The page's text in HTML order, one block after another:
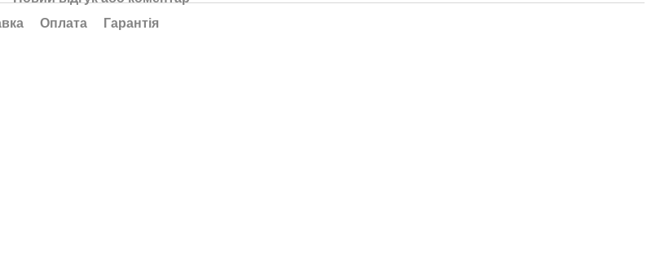
Оплата Гарантія